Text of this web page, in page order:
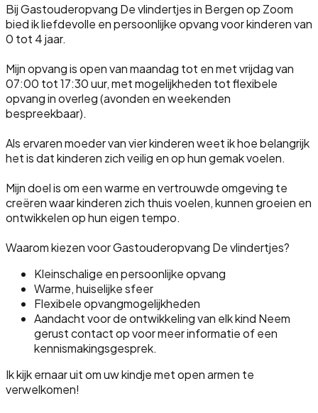
Bij Gastouderopvang De vlindertjes in Bergen op Zoom
bied ik liefdevolle en persoonlijke opvang voor kinderen van
0 tot 4 jaar.
Mijn opvang is open van maandag tot en met vrijdag van
07:00 tot 17:30 uur, met mogelijkheden tot flexibele
opvang in overleg (avonden en weekenden
bespreekbaar).
Als ervaren moeder van vier kinderen weet ik hoe belangrijk
het is dat kinderen zich veilig en op hun gemak voelen.
Mijn doel is om een warme en vertrouwde omgeving te
creëren waar kinderen zich thuis voelen, kunnen groeien en
ontwikkelen op hun eigen tempo.
Waarom kiezen voor Gastouderopvang De vlindertjes?
Kleinschalige en persoonlijke opvang
Warme, huiselijke sfeer
Flexibele opvangmogelijkheden
Aandacht voor de ontwikkeling van elk kind Neem
gerust contact op voor meer informatie of een
kennismakingsgesprek.
Ik kijk ernaar uit om uw kindje met open armen te
verwelkomen!